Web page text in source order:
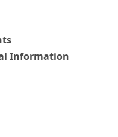
Information